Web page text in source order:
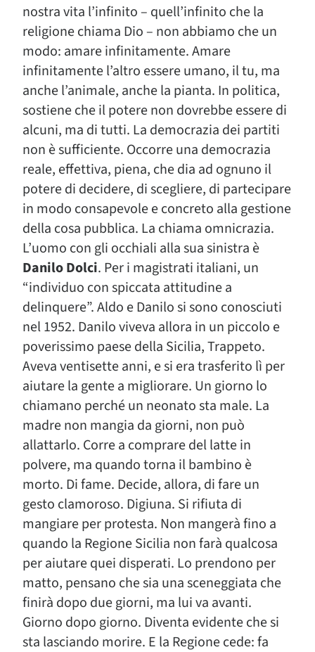
nostra vita l’infinito – quell’infinito che la
religione chiama Dio – non abbiamo che un
modo: amare infinitamente. Amare
infinitamente l’altro essere umano, il tu, ma
anche l’animale, anche la pianta. In politica,
sostiene che il potere non dovrebbe essere di
alcuni, ma di tutti. La democrazia dei partiti
non è sufficiente. Occorre una democrazia
reale, effettiva, piena, che dia ad ognuno il
potere di decidere, di scegliere, di partecipare
in modo consapevole e concreto alla gestione
della cosa pubblica. La chiama omnicrazia.
L’uomo con gli occhiali alla sua sinistra è
Danilo Dolci. Per i magistrati italiani, un
“individuo con spiccata attitudine a
delinquere”. Aldo e Danilo si sono conosciuti
nel 1952. Danilo viveva allora in un piccolo e
poverissimo paese della Sicilia, Trappeto.
Aveva ventisette anni, e si era trasferito lì per
aiutare la gente a migliorare. Un giorno lo
chiamano perché un neonato sta male. La
madre non mangia da giorni, non può
allattarlo. Corre a comprare del latte in
polvere, ma quando torna il bambino è
morto. Di fame. Decide, allora, di fare un
gesto clamoroso. Digiuna. Si rifiuta di
mangiare per protesta. Non mangerà fino a
quando la Regione Sicilia non farà qualcosa
per aiutare quei disperati. Lo prendono per
matto, pensano che sia una sceneggiata che
finirà dopo due giorni, ma lui va avanti.
Giorno dopo giorno. Diventa evidente che si
sta lasciando morire. E la Regione cede: fa